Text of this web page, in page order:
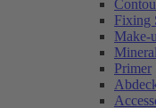
Fixing
Make-
Primer